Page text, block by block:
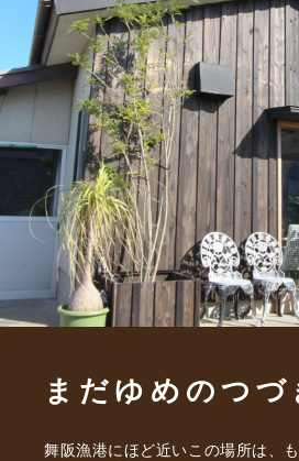
まだゆめのつ
舞阪漁港にほど近いこの場所は、